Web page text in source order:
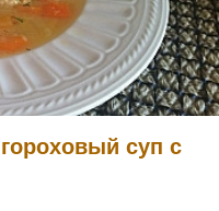
суп с